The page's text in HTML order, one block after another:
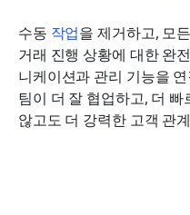
수동 작업을 제거하고, 모
거래 진행 상황에 대한 완
니케이션과 관리 기능을
팀이 더 잘 협업하고, 더
않고도 더 강력한 고객 관